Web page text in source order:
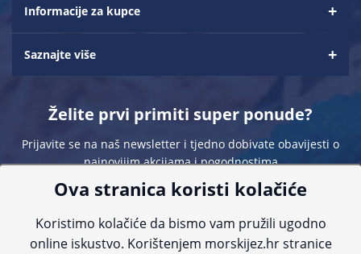
Informacije za kupce
Saznajte više
Želite prvi primiti super ponude?
Prijavite se na naš newsletter i tjedno dobivate obavijesti o
najnovijim akcijama i pogodnostima
Ova stranica koristi kolačiće
Koristimo kolačiće da bismo vam pružili ugodno
online iskustvo. Korištenjem morskijez.hr stranice